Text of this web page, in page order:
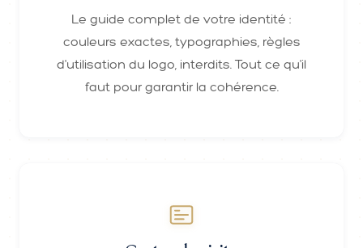
Le guide complet de votre identité :
couleurs exactes, typographies, règles
d'utilisation du logo, interdits. Tout ce qu'il
faut pour garantir la cohérence.